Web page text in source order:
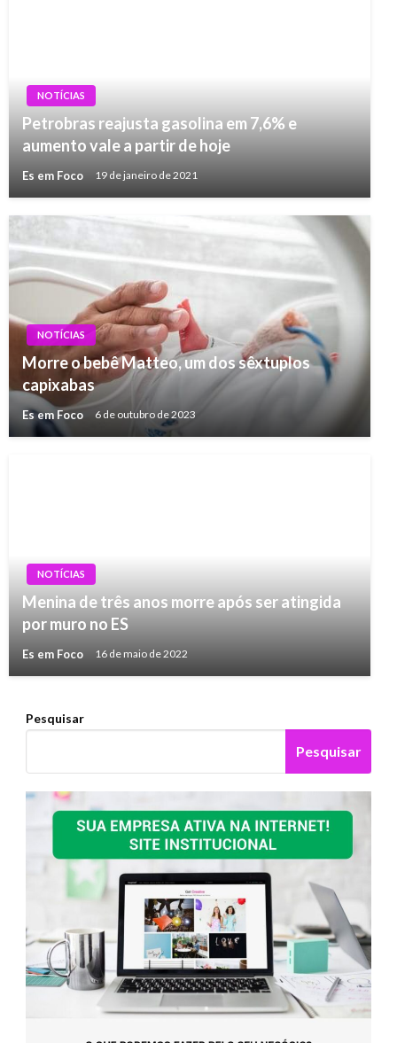
NOTÍCIAS
Petrobras reajusta gasolina em 7,6% e
aumento vale a partir de hoje
Es em Foco 19 de janeiro de 2021
NOTÍCIAS
Morre o bebê Matteo, um dos sêxtuplos
capixabas
Es em Foco 6 de outubro de 2023
NOTÍCIAS
Menina de três anos morre após ser atingida
por muro no ES
Es em Foco 16 de maio de 2022
Pesquisar
Pesquisar